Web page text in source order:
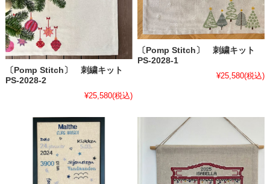
〔Pomp Stitch〕 刺繍キット
PS-2028-2
¥25,580(税込)
〔Pomp Stitch〕 刺繍キット
PS-2028-1
¥25,580(税込)